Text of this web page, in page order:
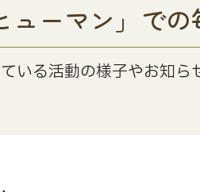
ューマン」での
いる活動の様子やお知ら